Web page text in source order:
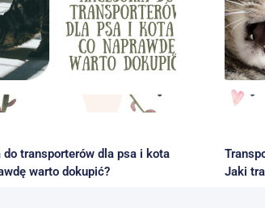
do transporterów dla psa i kota
warto dokupić?
Jaki